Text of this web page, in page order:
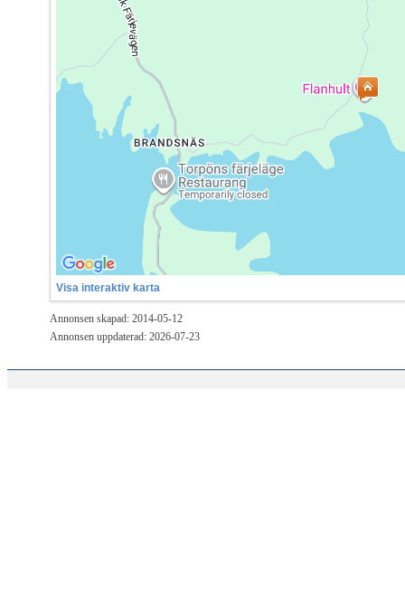
Visa interaktiv karta
Annonsen skapad: 2014-05-12
Annonsen uppdaterad: 2026-07-23